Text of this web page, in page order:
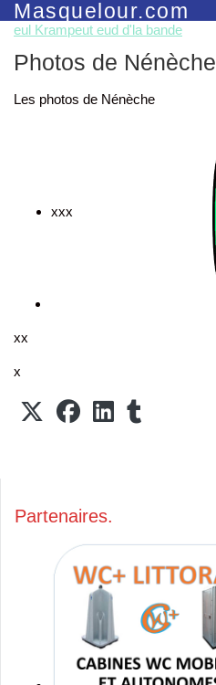
Masquelour.com
eul Krampeut eud d'la bande
Photos de Nénèche
Les photos de Nénèche
xxx
xx
x
Partenaires